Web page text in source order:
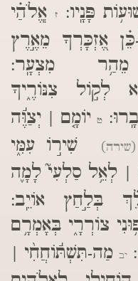
פָּנָֽיו:ז
אֱֽלֹהַ֗י
אֶ֭זְכָּרְךָ מֵאֶ֣רֶץ
מֵהַ֥ר מִצְעָֽר:
לְק֣וֹל צִנּוֹרֶ֑יךָ
טיוֹמָ֤ם | יְצַוֶּ֬ה
(שירה)
שִׁיר֣וֹ עִמִּ֑י
| לְאֵ֥ל סַלְעִי֮ לָמָ֪ה
בְּלַ֣חַץ אוֹיֵֽב:
צוֹרְרָ֑י בְּאָמְרָ֥ם
יב מַה-תִּשְׁתּ֬וֹחֲחִ֨י |